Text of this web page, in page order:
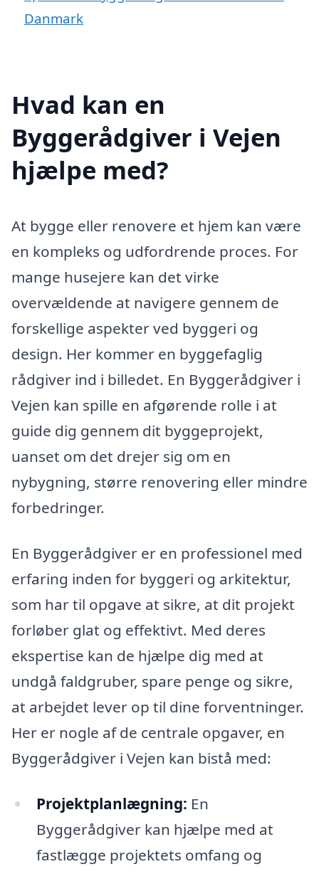
Danmark
Hvad kan en
Byggerådgiver i Vejen
hjælpe med?
At bygge eller renovere et hjem kan være
en kompleks og udfordrende proces. For
mange husejere kan det virke
overvældende at navigere gennem de
forskellige aspekter ved byggeri og
design. Her kommer en byggefaglig
rådgiver ind i billedet. En Byggerådgiver i
Vejen kan spille en afgørende rolle i at
guide dig gennem dit byggeprojekt,
uanset om det drejer sig om en
nybygning, større renovering eller mindre
forbedringer.
En Byggerådgiver er en professionel med
erfaring inden for byggeri og arkitektur,
som har til opgave at sikre, at dit projekt
forløber glat og effektivt. Med deres
ekspertise kan de hjælpe dig med at
undgå faldgruber, spare penge og sikre,
at arbejdet lever op til dine forventninger.
Her er nogle af de centrale opgaver, en
Byggerådgiver i Vejen kan bistå med:
Projektplanlægning: En
Byggerådgiver kan hjælpe med at
fastlægge projektets omfang og